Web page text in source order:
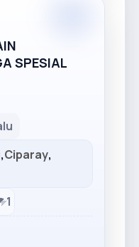
SPESIAL
,Ciparay,
1